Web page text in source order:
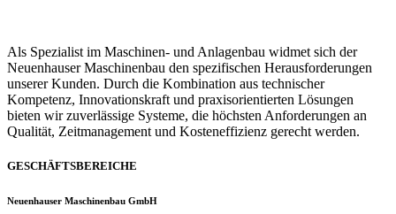
Als Spezialist im Maschinen- und Anlagenbau widmet sich der
Neuenhauser Maschinenbau den spezifischen Herausforderungen
unserer Kunden. Durch die Kombination aus technischer
Kompetenz, Innovationskraft und praxisorientierten Lösungen
bieten wir zuverlässige Systeme, die höchsten Anforderungen an
Qualität, Zeitmanagement und Kosteneffizienz gerecht werden.
GESCHÄFTSBEREICHE
Neuenhauser Maschinenbau GmbH